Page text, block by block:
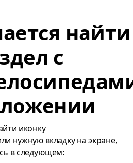
найти
с
иконку
нужную вкладку на экране,
в следующем: